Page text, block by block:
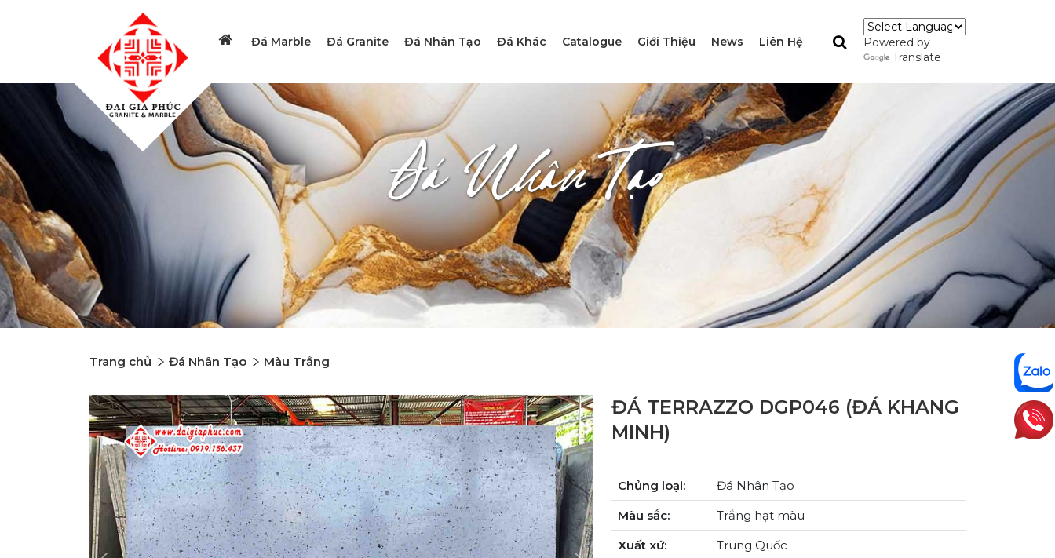
Đá Marble Đá Granite Đá Nhân Tạo Đá Khác Catalogue Giới Thiệu News Liên Hệ
Powered by
Translate
Đá Nhân Tạo
Trang chủ Đá Nhân Tạo Màu Trắng
ĐÁ TERRAZZO DGP046 (ĐÁ KHANG
MINH)
Chủng loại:
Đá Nhân Tạo
Màu sắc:
Trắng hạt màu
Xuất xứ:
Trung Quốc